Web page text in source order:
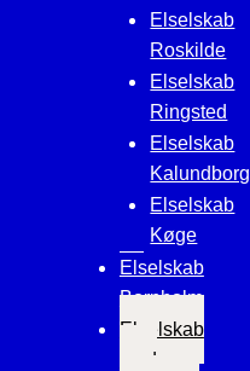
Elselskab
Roskilde
Elselskab
Ringsted
Elselskab
Kalundborg
Elselskab
Køge
Elselskab
Bornholm
Elselskab
med